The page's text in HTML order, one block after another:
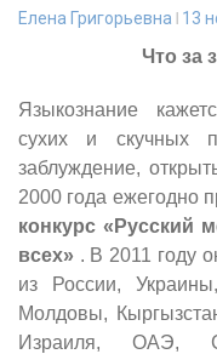
Елена Григорьевна 13
Что за
Языкознание
сухих и скучных
заблуждение,
2000 года ежегодно
конкурс «Русский
всех» . В 2011 году
из России,
Молдовы,
Израиля, ОАЭ,